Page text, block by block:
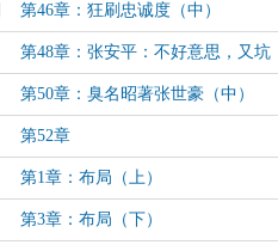
第46章：狂刷忠诚度（中）
第48章：张安平：不好意思，又坑
党务处
第50章：臭名昭著张世豪（中）
第52章
第1章：布局（上）
第3章：布局（下）